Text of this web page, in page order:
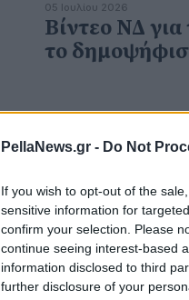
PellaNews.gr - Do Not
If you wish to opt-out of the
sensitive information for
confirm your selection. Please
continue seeing interest-based
information disclosed to third
further disclosure of your
05 Ιουλίου 2026
Βίντεο ΝΔ
το
12 Ιουλίου 2025
Ο Π.
σύσκεψης